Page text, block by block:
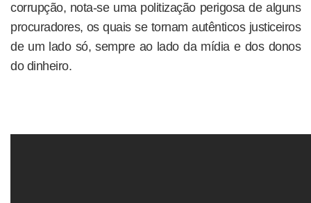
corrupção, nota-se uma politização perigosa de alguns
procuradores, os quais se tornam autênticos justiceiros
de um lado só, sempre ao lado da mídia e dos donos
do dinheiro.